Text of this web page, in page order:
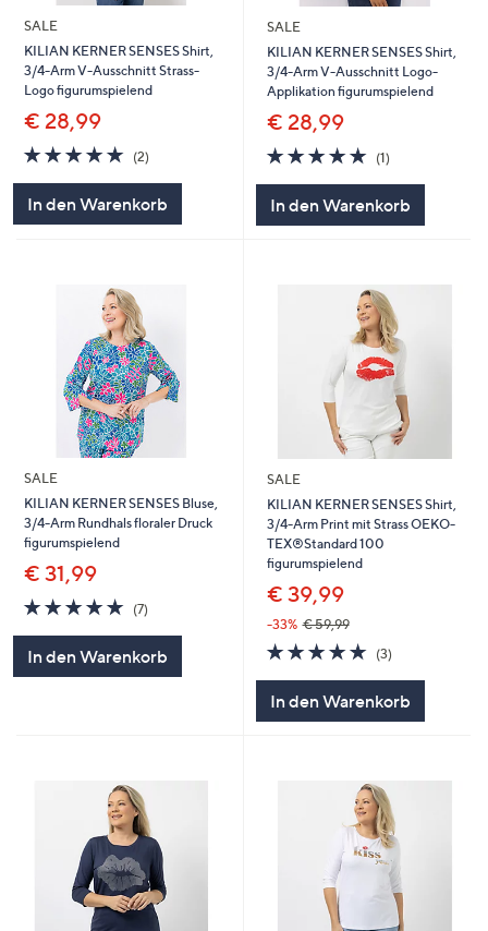
SALE
KILIAN KERNER SENSES Shirt,
3/4-Arm V-Ausschnitt Strass-
Logo figurumspielend
€ 28,99
5.0
von
(2)2
In den Warenkorb
SALE
KILIAN KERNER SENSES Shirt,
3/4-Arm V-Ausschnitt Logo-
Applikation figurumspielend
€ 28,99
5.0
von
(1)1
In den Warenkorb
SALE
KILIAN KERNER SENSES Bluse,
3/4-Arm Rundhals floraler Druck
figurumspielend
€ 31,99
5.0
von
(7)7
In den Warenkorb
SALE
KILIAN KERNER SENSES Shirt,
3/4-Arm Print mit Strass OEKO-
TEX®Standard 100
figurumspielend
€ 39,99
-33% € 59,99
4.7
von
(3)3
In den Warenkorb